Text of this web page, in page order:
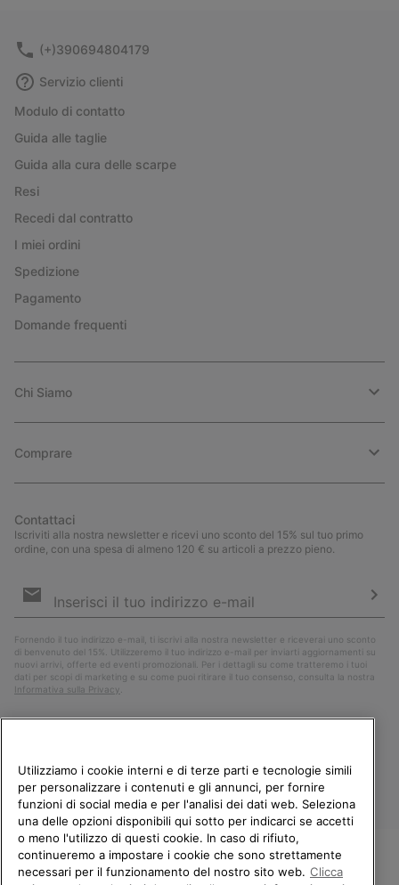
(+)390694804179
Servizio clienti
Modulo di contatto
Guida alle taglie
Guida alla cura delle scarpe
Resi
Recedi dal contratto
I miei ordini
Spedizione
Pagamento
Domande frequenti
Chi Siamo
Comprare
Contattaci
Iscriviti alla nostra newsletter e ricevi uno sconto del 15% sul tuo primo
ordine, con una spesa di almeno 120 € su articoli a prezzo pieno.
e-
Fornendo il tuo indirizzo e-mail, ti iscrivi alla nostra newsletter e riceverai uno sconto
di benvenuto del 15%. Utilizzeremo il tuo indirizzo e-mail per inviarti aggiornamenti su
nuovi arrivi, offerte ed eventi promozionali. Per i dettagli su come tratteremo i tuoi
dati per scopi di marketing e su come puoi ritirare il tuo consenso, consulta la nostra
Informativa sulla Privacy
Italia
Utilizziamo i cookie interni e di terze parti e tecnologie simili
per personalizzare i contenuti e gli annunci, per fornire
funzioni di social media e per l'analisi dei dati web. Seleziona
una delle opzioni disponibili qui sotto per indicarci se accetti
o meno l'utilizzo di questi cookie. In caso di rifiuto,
continueremo a impostare i cookie che sono strettamente
necessari per il funzionamento del nostro sito web. Clicca